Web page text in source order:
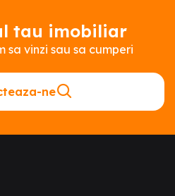
tau imobiliar
sa vinzi sau sa cumperi
ne